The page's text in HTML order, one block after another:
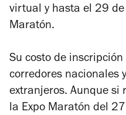
virtual y hasta el 29 de
Maratón.
Su costo de
corredores nacionales
extranjeros. Aunque si
la Expo Maratón del